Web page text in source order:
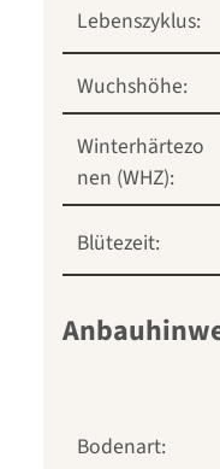
Lebenszyklus:
Wuchshöhe:
Winterhärtezo
nen (WHZ):
Blütezeit:
Bodenart: